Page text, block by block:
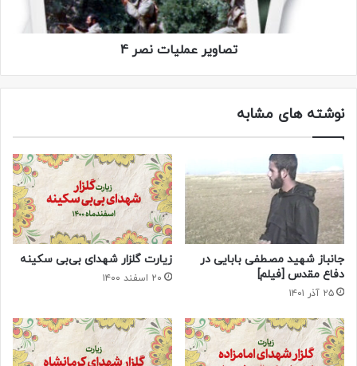
تصاویر عملیات نصر 4
نوشته های مشابه
جانباز شهید مصطفی بابایی در
دفاع مقدس [فیلم]
۲۵ آذر ۱۴۰۱
زیارت گلزار شهدای بی‌بی سکینه
۲۰ اسفند ۱۴۰۰